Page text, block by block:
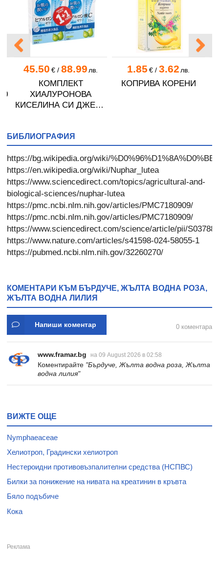
45.50 €/ 88.99 лв.
КОМПЛЕКТ
ХИАЛУРОНОВА
КИСЕЛИНА СИ ДЖЕЛИ
1.85 €/ 3.62 лв.
КОПРИВА КОРЕНИ
БИБЛИОГРАФИЯ
https://bg.wikipedia.org/wiki/
https://en.wikipedia.org/wiki/Nuphar_lutea
https://www.sciencedirect.com/topics/agricultural-and-
biological-sciences/nuphar-lutea
https://pmc.ncbi.nlm.nih.gov/articles/PMC7180909/
https://pmc.ncbi.nlm.nih.gov/articles/PMC7180909/
https://www.sciencedirect.com/science/article/pii/
https://www.nature.com/articles/s41598-024-58055-1
https://pubmed.ncbi.nlm.nih.gov/32260270/
КОМЕНТАРИ КЪМ БЪРДУЧЕ, ЖЪЛТА ВОДНА РОЗА,
ЖЪЛТА ВОДНА ЛИЛИЯ
Напиши коментар 0 коментара
www.framar.bg на 09 August 2026 в 02:58
Коментирайте "Бърдуче, Жълта водна роза, Жълта
водна лилия"
ВИЖТЕ ОЩЕ
Nymphaeaceae
Хелиотроп, Градински хелиотроп
Нестероидни противовъзпалителни средства (НСПВС)
Билки за понижение на нивата на креатинин в кръвта
Бяло подъбиче
Кока